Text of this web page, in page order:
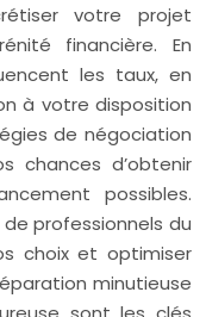
votre projet
financière. En
les taux, en
à votre disposition
de négociation
chances d’obtenir
possibles.
de professionnels du
choix et optimiser
minutieuse